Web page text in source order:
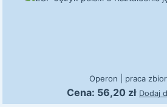
Operon praca
Cena: 56,20 zł Dodaj